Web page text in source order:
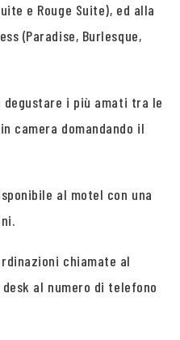
e Rouge Suite), ed alla
(Paradise, Burlesque,
degustare i più amati tra le
camera domandando il
al motel con una
chiamate al
al numero di telefono